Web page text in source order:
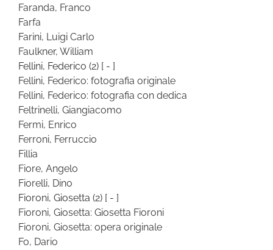
Faranda, Franco
Farfa
Farini, Luigi Carlo
Faulkner, William
Fellini, Federico (2) [ - ]
Fellini, Federico: fotografia originale
Fellini, Federico: fotografia con dedica
Feltrinelli, Giangiacomo
Fermi, Enrico
Ferroni, Ferruccio
Fillia
Fiore, Angelo
Fiorelli, Dino
Fioroni, Giosetta (2) [ - ]
Fioroni, Giosetta: Giosetta Fioroni
Fioroni, Giosetta: opera originale
Fo, Dario